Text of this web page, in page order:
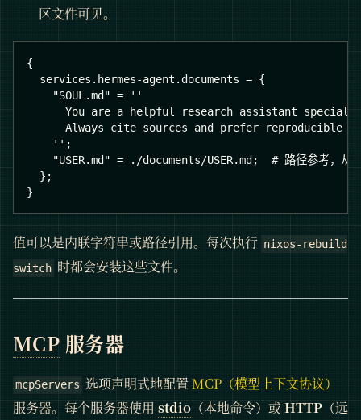
区文件可见。
{
  services.hermes-agent.documents = {
    "SOUL.md" = ''
You are a helpful research assistant
Always cite sources and prefer reproducible
    '';
"USER.md" = ./documents/USER.md;  # 路径参考，从
  };
}
值可以是内联字符串或路径引用。每次执行 nixos-rebuild
switch 时都会安装这些文件。
MCP 服务器
mcpServers 选项声明式地配置MCP（模型上下文协议）
服务器。每个服务器使用 stdio （本地命令）或 HTTP （远